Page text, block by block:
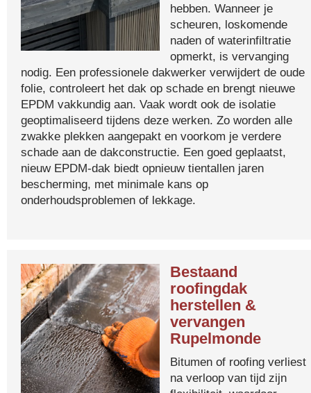
hebben. Wanneer je
scheuren, loskomende
naden of waterinfiltratie
opmerkt, is vervanging
nodig. Een professionele dakwerker verwijdert de oude
folie, controleert het dak op schade en brengt nieuwe
EPDM vakkundig aan. Vaak wordt ook de isolatie
geoptimaliseerd tijdens deze werken. Zo worden alle
zwakke plekken aangepakt en voorkom je verdere
schade aan de dakconstructie. Een goed geplaatst,
nieuw EPDM-dak biedt opnieuw tientallen jaren
bescherming, met minimale kans op
onderhoudsproblemen of lekkage.
Bestaand
roofingdak
herstellen &
vervangen
Rupelmonde
Bitumen of roofing verliest
na verloop van tijd zijn